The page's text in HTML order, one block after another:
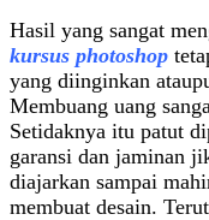
Hasil yang sangat
kursus photoshop
yang diinginkan
Membuang uang
Setidaknya itu patut
garansi dan jaminan
diajarkan sampai
membuat desain.